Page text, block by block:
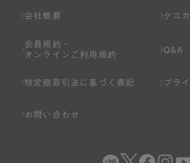
のいずれかの事由に該当する場合は
または事前に通知することなく一旦
いる場合。
会社概要 ケユ
会員規約・
オンラインご利用規約
Q&A
特定商取引法に基づく表記 プラ
お問い合わせ